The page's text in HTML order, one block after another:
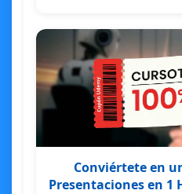
Conviértete en
Presentaciones en 1